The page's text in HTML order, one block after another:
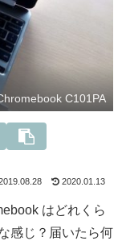
C101PA
2020.01.13
はどれくら
感じ？届いたら何